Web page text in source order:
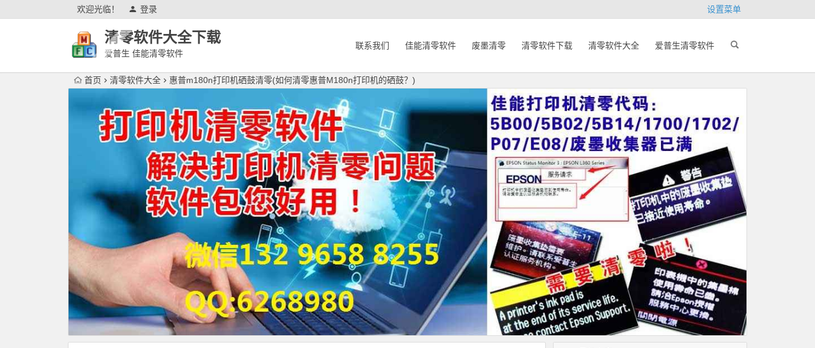
欢迎光临！ 登录 设置菜单
清零软件大全下载
爱普生 佳能清零软件
联系我们 佳能清零软件 废墨清零 清零软件下载 清零软件大全 爱普生清零软件
首页 清零软件大全 惠普m180n打印机硒鼓清零(如何清零惠普M180n打印机的硒鼓？)